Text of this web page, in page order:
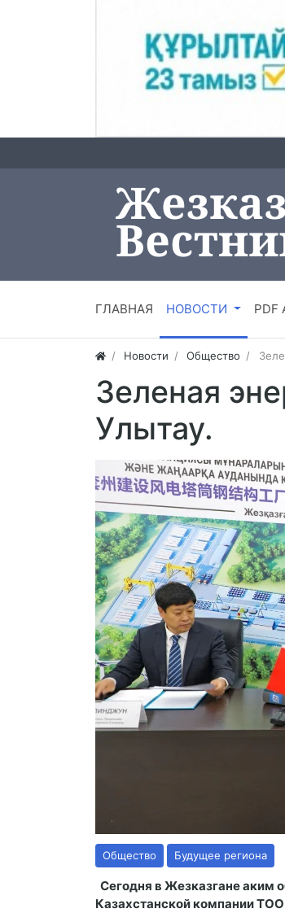
ГЛАВНАЯ НОВОСТИ PDF
Новости Общество
Зеленая
Улытау.
Общество Будущее региона
Сегодня в Жезказгане аким
Казахстанской компании